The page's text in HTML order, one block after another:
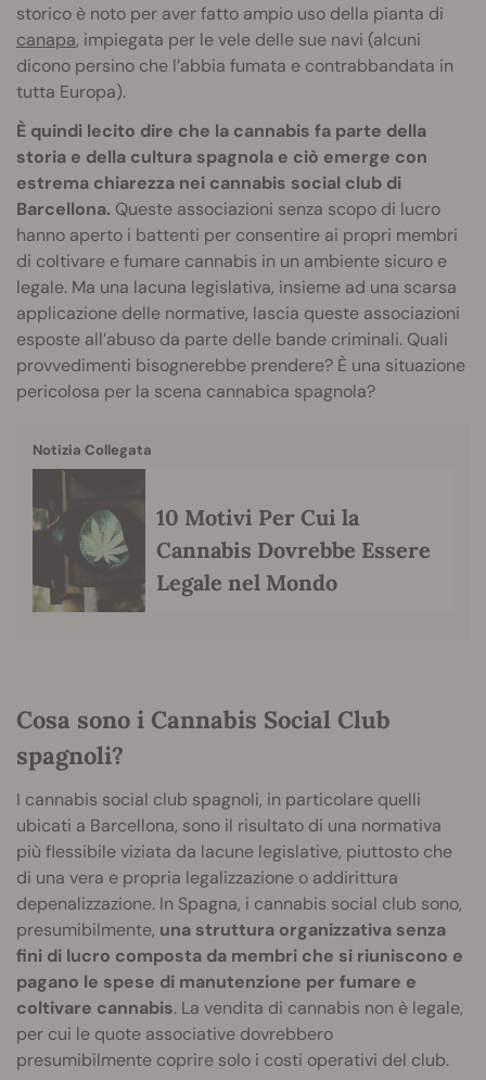
storico è noto per aver fatto ampio uso della pianta di
canapa, impiegata per le vele delle sue navi (alcuni
dicono persino che l’abbia fumata e contrabbandata in
tutta Europa).
È quindi lecito dire che la cannabis fa parte della
storia e della cultura spagnola e ciò emerge con
estrema chiarezza nei cannabis social club di
Barcellona. Queste associazioni senza scopo di lucro
hanno aperto i battenti per consentire ai propri membri
di coltivare e fumare cannabis in un ambiente sicuro e
legale. Ma una lacuna legislativa, insieme ad una scarsa
applicazione delle normative, lascia queste associazioni
esposte all’abuso da parte delle bande criminali. Quali
provvedimenti bisognerebbe prendere? È una situazione
pericolosa per la scena cannabica spagnola?
Notizia Collegata
10 Motivi Per Cui la
Cannabis Dovrebbe Essere
Legale nel Mondo
Cosa sono i Cannabis Social Club
spagnoli?
I cannabis social club spagnoli, in particolare quelli
ubicati a Barcellona, sono il risultato di una normativa
più flessibile viziata da lacune legislative, piuttosto che
di una vera e propria legalizzazione o addirittura
depenalizzazione. In Spagna, i cannabis social club sono,
presumibilmente, una struttura organizzativa senza
fini di lucro composta da membri che si riuniscono e
pagano le spese di manutenzione per fumare e
coltivare cannabis. La vendita di cannabis non è legale,
per cui le quote associative dovrebbero
presumibilmente coprire solo i costi operativi del club.